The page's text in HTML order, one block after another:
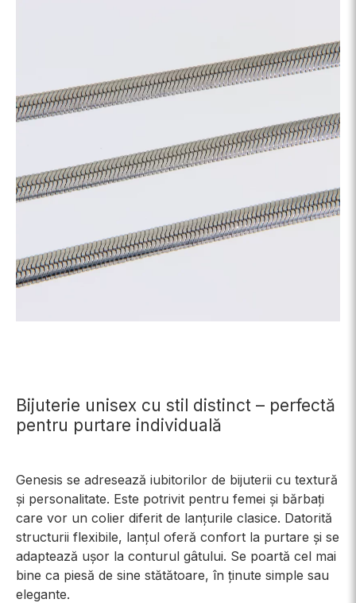
Bijuterie unisex cu stil distinct – perfectă
pentru purtare individuală
Genesis se adresează iubitorilor de bijuterii cu textură
și personalitate. Este potrivit pentru femei și bărbați
care vor un colier diferit de lanțurile clasice. Datorită
structurii flexibile, lanțul oferă confort la purtare și se
adaptează ușor la conturul gâtului. Se poartă cel mai
bine ca piesă de sine stătătoare, în ținute simple sau
elegante.